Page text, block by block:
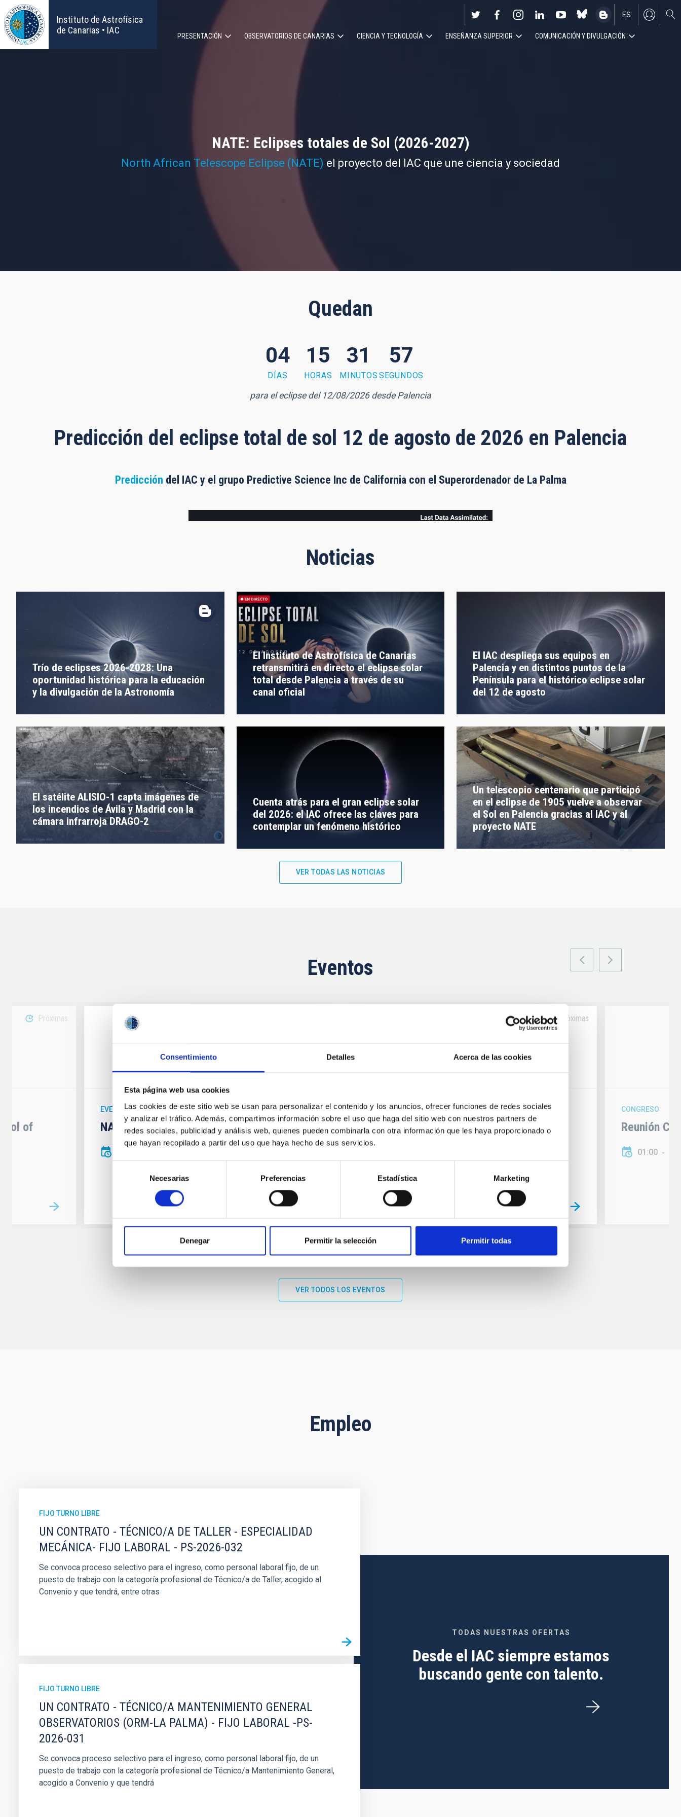
Consentimiento Detalles Acerca de las cookies
Esta página web usa cookies
Las cookies de este sitio web se usan para personalizar el contenido y los anuncios, ofrecer funciones de redes sociales
y analizar el tráfico. Además, compartimos información sobre el uso que haga del sitio web con nuestros partners de
redes sociales, publicidad y análisis web, quienes pueden combinarla con otra información que les haya proporcionado o
que hayan recopilado a partir del uso que haya hecho de sus servicios.
consentimiento
Necesarias Preferencias Estadística Marketing
Denegar Permitir la selección Permitir todas
Pasar
al
contenido
principal
Instituto de Astrofísica
de Canarias • IAC
EN
ES
Navegación
principal
PRESENTACIÓN OBSERVATORIOS DE CANARIAS CIENCIA Y TECNOLOGÍA ENSEÑANZA SUPERIOR COMUNICACIÓN Y DIVULGACIÓN
NATE: Eclipses totales de Sol (2026-2027)
North African Telescope Eclipse (NATE) el proyecto del IAC que une ciencia y sociedad
Quedan
04
DÍAS
15
HORAS
31
MINUTOS
56
SEGUNDOS
para el eclipse del 12/08/2026 desde Palencia
Predicción del eclipse total de sol 12 de agosto de 2026 en Palencia
Predicción del IAC y el grupo Predictive Science Inc de California con el Superordenador de La Palma
Noticias
Trío de eclipses 2026-2028: Una
oportunidad histórica para la educación
y la divulgación de la Astronomía
El Instituto de Astrofísica de Canarias
retransmitirá en directo el eclipse solar
total desde Palencia a través de su
canal oficial
El IAC despliega sus equipos en
Palencia y en distintos puntos de la
Península para el histórico eclipse solar
del 12 de agosto
El satélite ALISIO-1 capta imágenes de
los incendios de Ávila y Madrid con la
cámara infrarroja DRAGO-2
Cuenta atrás para el gran eclipse solar
del 2026: el IAC ofrece las claves para
contemplar un fenómeno histórico
Un telescopio centenario que participó
en el eclipse de 1905 vuelve a observar
el Sol en Palencia gracias al IAC y al
proyecto NATE
VER TODAS LAS NOTICIAS
Eventos
Próximas
of
08
AUG 26
11
AUG 26
EVENTO ASTRONÓMICO
NATE en Palencia - Eclipse Agosto 2026
10 14
Próximas
CONGRESO
Substellar Astrophysics 2026
CONGRESO
Reunión
01:00
VER TODOS LOS EVENTOS
Empleo
FIJO TURNO LIBRE
UN CONTRATO - TÉCNICO/A DE TALLER - ESPECIALIDAD
MECÁNICA- FIJO LABORAL - PS-2026-032
Se convoca proceso selectivo para el ingreso, como personal laboral fijo, de un
puesto de trabajo con la categoría profesional de Técnico/a de Taller, acogido al
Convenio y que tendrá, entre otras
FIJO TURNO LIBRE
UN CONTRATO - TÉCNICO/A MANTENIMIENTO GENERAL
OBSERVATORIOS (ORM-LA PALMA) - FIJO LABORAL -PS-
2026-031
Se convoca proceso selectivo para el ingreso, como personal laboral fijo, de un
puesto de trabajo con la categoría profesional de Técnico/a Mantenimiento General,
acogido a Convenio y que tendrá
TODAS NUESTRAS OFERTAS
Desde el IAC siempre estamos
buscando gente con talento.